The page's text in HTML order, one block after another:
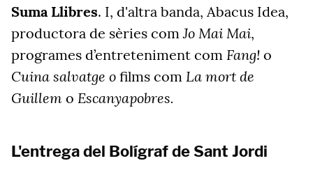
Suma Llibres. I, d'altra banda, Abacus Idea,
productora de sèries comJo Mai Mai,
programes d’entreteniment com Fang! o
Cuina salvatge o films com La mort de
Guillem o Escanyapobres.
L'entrega del Bolígraf de Sant Jordi